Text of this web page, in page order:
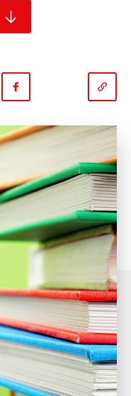
sur
Facebook